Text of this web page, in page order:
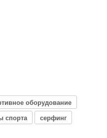
оборудование
спорта
серфинг